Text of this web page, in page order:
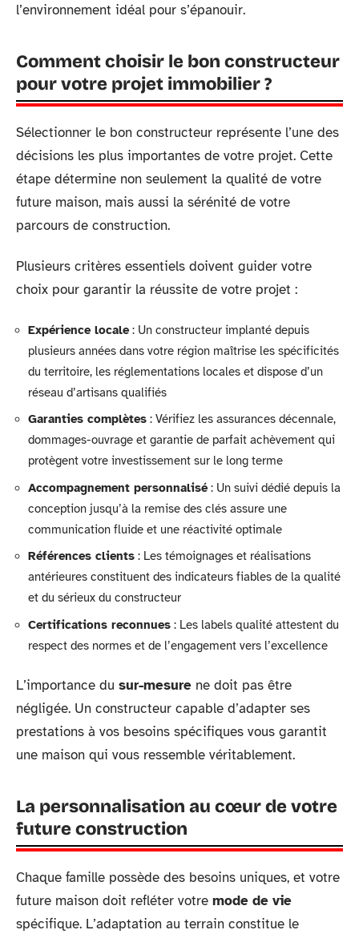
l’environnement idéal pour s’épanouir.
Comment choisir le bon constructeur
pour votre projet immobilier ?
Sélectionner le bon constructeur représente l’une des
décisions les plus importantes de votre projet. Cette
étape détermine non seulement la qualité de votre
future maison, mais aussi la sérénité de votre
parcours de construction.
Plusieurs critères essentiels doivent guider votre
choix pour garantir la réussite de votre projet :
Expérience locale: Un constructeur implanté depuis
plusieurs années dans votre région maîtrise les spécificités
du territoire, les réglementations locales et dispose d’un
réseau d’artisans qualifiés
Garanties complètes : Vérifiez les assurances décennale,
dommages-ouvrage et garantie de parfait achèvement qui
protègent votre investissement sur le long terme
Accompagnement personnalisé: Un suivi dédié depuis la
conception jusqu’à la remise des clés assure une
communication fluide et une réactivité optimale
Références clients : Les témoignages et réalisations
antérieures constituent des indicateurs fiables de la qualité
et du sérieux du constructeur
Certifications reconnues : Les labels qualité attestent du
respect des normes et de l’engagement vers l’excellence
L’importance du sur-mesure ne doit pas être
négligée. Un constructeur capable d’adapter ses
prestations à vos besoins spécifiques vous garantit
une maison qui vous ressemble véritablement.
La personnalisation au cœur de votre
future construction
Chaque famille possède des besoins uniques, et votre
future maison doit refléter votre mode de vie
spécifique. L’adaptation au terrain constitue le